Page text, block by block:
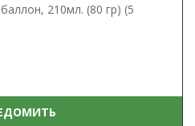
210мл. (80 гр) (5